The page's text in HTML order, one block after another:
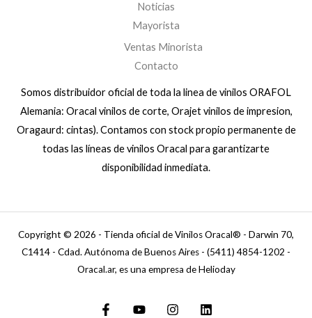
Noticias
Mayorista
Ventas Minorista
Contacto
Somos distribuidor oficial de toda la linea de vinilos ORAFOL
Alemania: Oracal vinilos de corte, Orajet vinilos de impresion,
Oragaurd: cintas). Contamos con stock propio permanente de
todas las líneas de vinilos Oracal para garantizarte
disponibilidad inmediata.
Copyright © 2026 - Tienda oficial de Vinilos Oracal® - Darwin 70,
C1414 - Cdad. Autónoma de Buenos Aires - (5411) 4854-1202 -
Oracal.ar, es una empresa de Helioday